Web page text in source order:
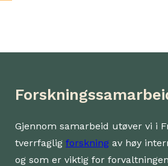
Gjennom samarbeid utøver vi i
tverrfaglig forskning av høy
og som er viktig for